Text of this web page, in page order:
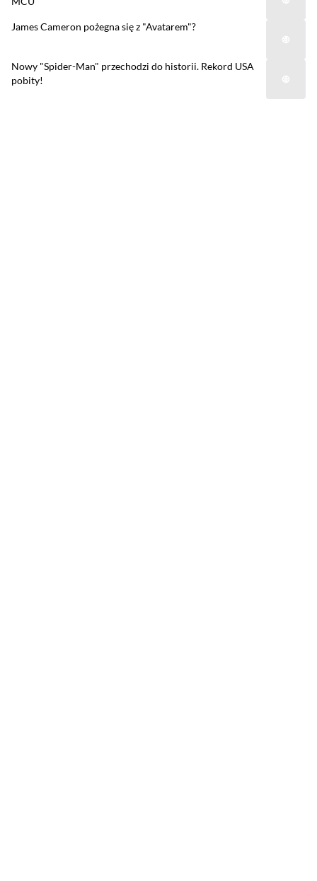
James Cameron pożegna się z "Avatarem"?
Nowy "Spider-Man" przechodzi do historii. Rekord USA
pobity!